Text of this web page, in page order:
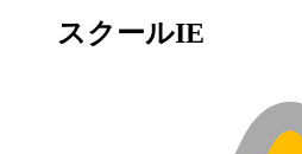
スクールIE